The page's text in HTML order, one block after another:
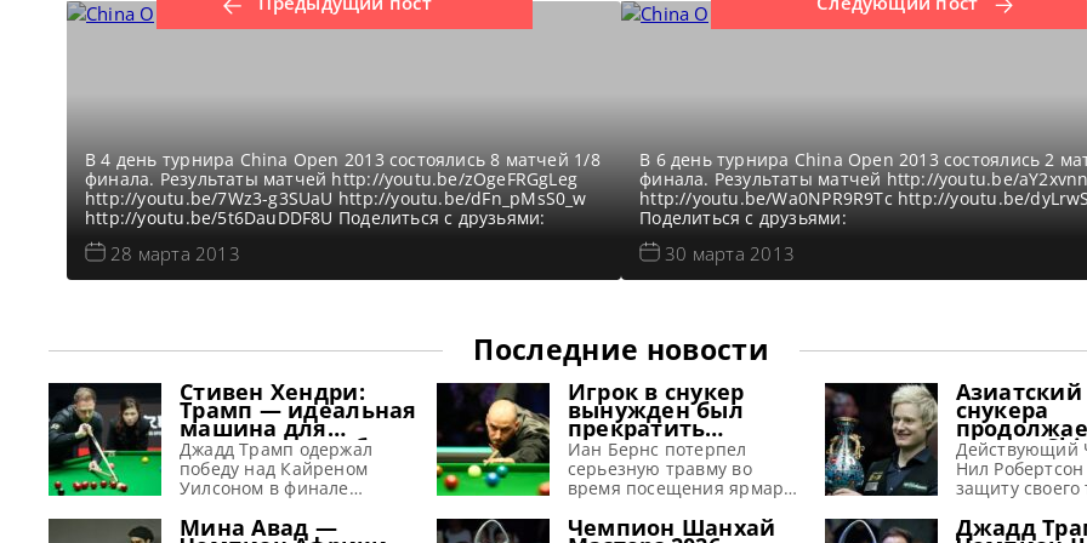
В 4 день турнира China Open 2013 состоялись 8 матчей 1/8
финала. Результаты матчей http://youtu.be/zOgeFRGgLeg
http://youtu.be/7Wz3-g3SUaU http://youtu.be/dFn_pMsS0_w
http://youtu.be/5t6DauDDF8U Поделиться с друзьями:
28 марта 2013
В 6 день турнира China Open 2013 состоялись 2
финала. Результаты матчей http://youtu.be/
http://youtu.be/Wa0NPR9R9Tc http://youtu.be/
Поделиться с друзьями:
30 марта 2013
Последние новости
Стивен Хендри:
Трамп — идеальная
машина для
завоевания побед
Джадд Трамп одержал
победу над Кайреном
Уилсоном в финале
по словам Хендри, просто
Игрок в снукер
вынужден был
прекратить
выступления из-за
серьезной травмы,
полученной на
аттракционе
Иан Бернс потерпел
серьезную травму во
время посещения ярмарки
начало снукерного сезона
Азиатский
снукера
турнир
2026
рекордные
призовые
Действующий
Нил
защиту своего
турнире China
Мина Авад — Чемпион Шанхай Джадд